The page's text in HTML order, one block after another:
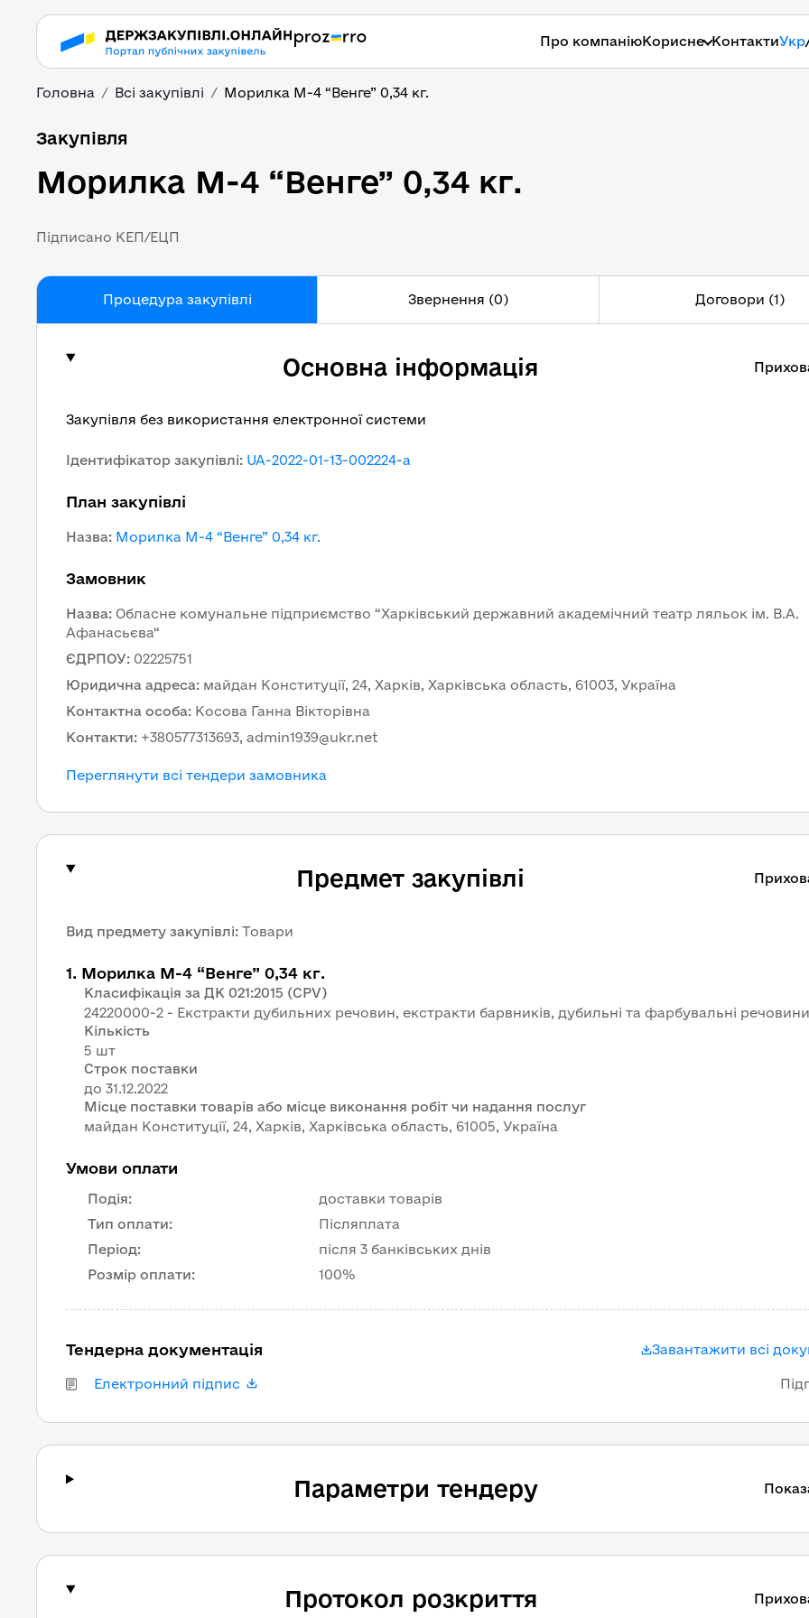
Про компаніюКорисне КонтактиУкр
Головна Всі закупівлі Морилка M-4 “Венге” 0,34 кг.
Морилка M-4 “Венге” 0,34 кг.
Закупівля
Морилка M-4 “Венге” 0,34 кг.
Підписано КЕП/ЕЦП
Процедура закупівлі Звернення (0) Договори (1)
Основна інформація
Закупівля без використання електронної системи
Ідентифікатор закупівлі: UA-2022-01-13-002224-a
План закупівлі
Назва: Морилка M-4 “Венге” 0,34 кг.
Замовник
Назва: Обласне комунальне підприємство “Харківський державний академічний театр ляльок ім. В.А.
Афанасьєва“
ЄДРПОУ: 02225751
Юридична адреса: майдан Конституції, 24, Харків, Харківська область, 61003, Україна
Контактна особа: Косова Ганна Вікторівна
Контакти: +380577313693, admin1939@ukr.net
Переглянути всі тендери замовника
Предмет закупівлі
Вид предмету закупівлі: Товари
1. Морилка M-4 “Венге” 0,34 кг.
Класифікація за ДК 021:2015 (CPV)
24220000-2 - Екстракти дубильних речовин, екстракти барвників, дубильні та фарбувальні речовини
Кількість
5 шт
Строк поставки
Місце поставки товарів або місце виконання робіт чи надання послуг
майдан Конституції, 24, Харків, Харківська область, 61005, Україна
Умови оплати
Подія:
доставки товарів
Тип оплати:
Післяплата
Період:
після 3 банківських днів
Розмір оплати: 100%
Тендерна документація Завантажити всі
Електронний підпис
Параметри тендеру
Протокол розкриття